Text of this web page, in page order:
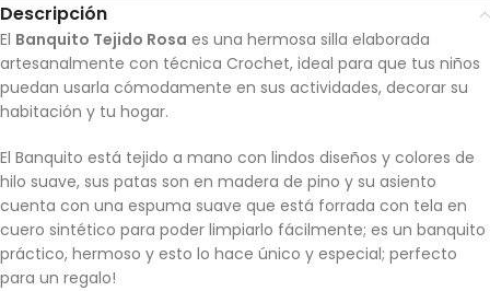
Descripción
El Banquito Tejido Rosa es una hermosa silla elaborada
artesanalmente con técnica Crochet, ideal para que tus niños
puedan usarla cómodamente en sus actividades, decorar su
habitación y tu hogar.
El Banquito está tejido a mano con lindos diseños y colores de
hilo suave, sus patas son en madera de pino y su asiento
cuenta con una espuma suave que está forrada con tela en
cuero sintético para poder limpiarlo fácilmente; es un banquito
práctico, hermoso y esto lo hace único y especial; perfecto
para un regalo!